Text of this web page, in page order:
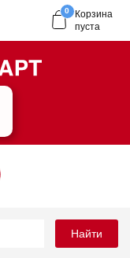
0
Корзина
пуста
Найти